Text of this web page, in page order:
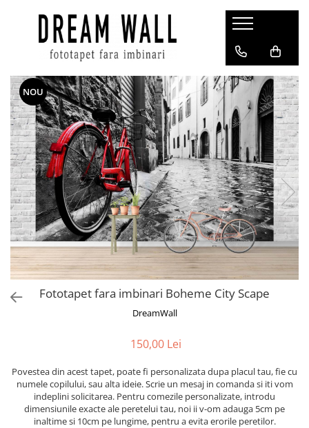
Fototapet fara imbinari
ExclusivArt
Abstract
Arhitectura
Fluid Art
Forme Geometrice
Fototapet 3D
Frescă
Frunze
Natura
Peisaj
Pentru copii
NOU
Fototapet fara imbinari Boheme City Scape
DreamWall
150,00 Lei
Povestea din acest tapet, poate fi personalizata dupa placul tau, fie cu
numele copilului, sau alta ideie. Scrie un mesaj in comanda si iti vom
indeplini solicitarea. Pentru comezile personalizate, introdu
dimensiunile exacte ale peretelui tau, noi ii v-om adauga 5cm pe
inaltime si 10cm pe lungime, pentru a evita erorile peretilor.